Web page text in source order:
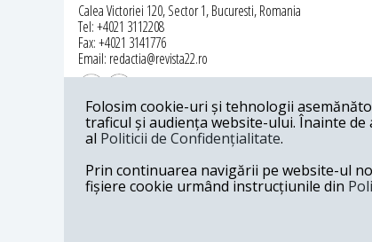
Calea Victoriei 120, Sector 1, Bucuresti, Romania
Tel: +4021 3112208
Fax: +4021 3141776
Email: redactia@revista22.ro
Revista 22 este editata de
Folosim cookie-uri și tehnologii
traficul și audiența website-ului. Înainte
al Politicii de Confidențialitate.
Prin continuarea navigării pe website-ul
fișiere cookie urmând instrucțiunile din